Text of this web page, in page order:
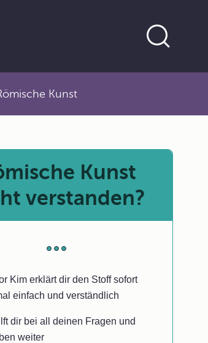
Kunst
Kunst
verstanden?
Kim erklärt dir den Stoff sofort
einfach und verständlich
dir bei all deinen Fragen und
weiter